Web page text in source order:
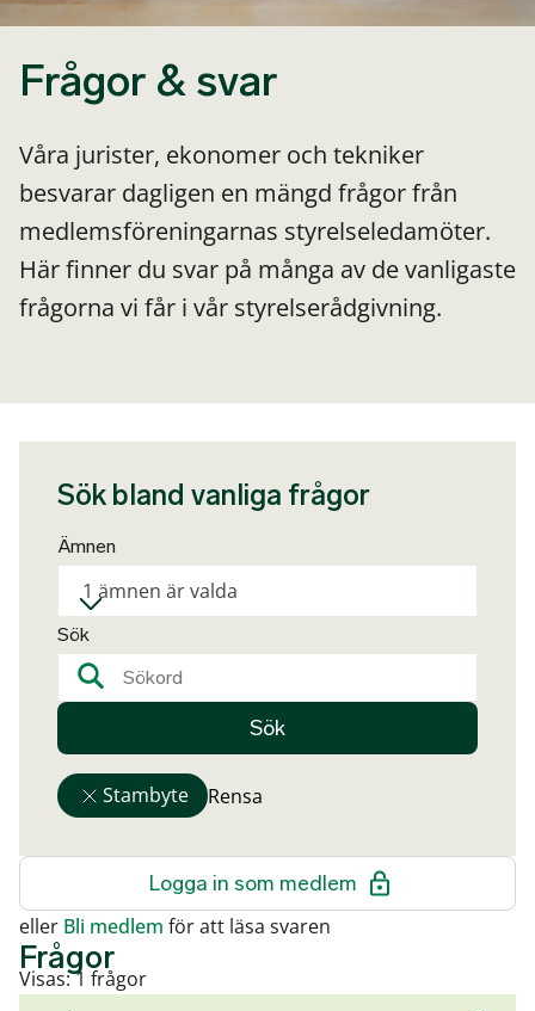
Frågor & svar
Våra jurister, ekonomer och tekniker
besvarar dagligen en mängd frågor från
medlemsföreningarnas styrelseledamöter.
Här finner du svar på många av de vanligaste
frågorna vi får i vår styrelserådgivning.
Sök bland vanliga frågor
Ämnen
1 ämnen är valda
Sök
Sök
Stambyte Rensa
Logga in som medlem
eller Bli medlem för att läsa svaren
Frågor
Visas: 1 frågor